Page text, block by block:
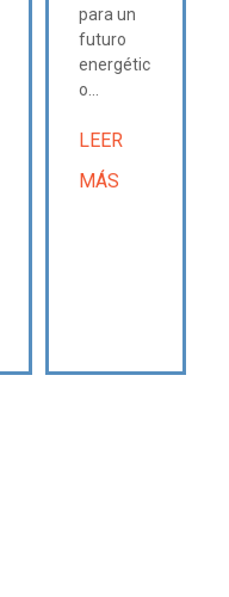
para un
futuro
energétic
o...
LEER
MÁS